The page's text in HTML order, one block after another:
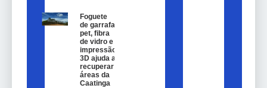
Foguete
de garrafa
pet, fibra
de vidro e
impressão
3D ajuda a
recuperar
áreas da
Caatinga